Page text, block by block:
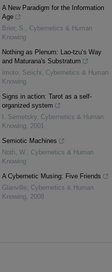
A New Paradigm for the Information
Age
Brier, S. , Cybernetics & Human
Knowing
Nothing as Plenum: Lao-tzu’s Way
and Maturana's Substratum
Imoto, Seiichi, Cybernetics & Human
Knowing
Signs in action: Tarot as a self-
organized system
I. Semetsky, Cybernetics & Human
Knowing, 2001
Semiotic Machines
Noth, W. , Cybernetics & Human
Knowing
A Cybernetic Musing: Five Friends
Glanville, Cybernetics & Human
Knowing, 2008